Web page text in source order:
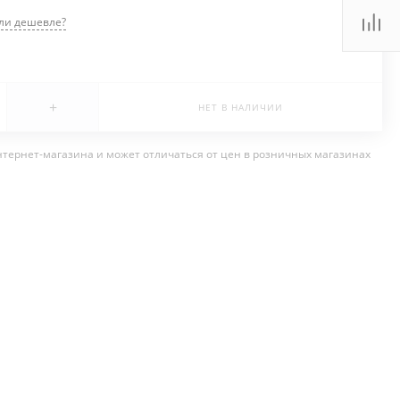
дешевле?
+ НЕТ В НАЛИЧИИ
магазина и может отличаться от цен в розничных магазинах